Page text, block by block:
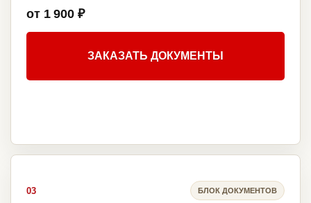
от 1 900 ₽
ЗАКАЗАТЬ ДОКУМЕНТЫ
03 БЛОК ДОКУМЕНТОВ